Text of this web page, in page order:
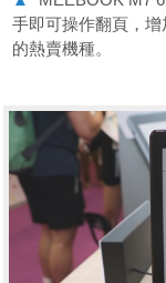
手即可操作翻頁，
的熱賣機種。